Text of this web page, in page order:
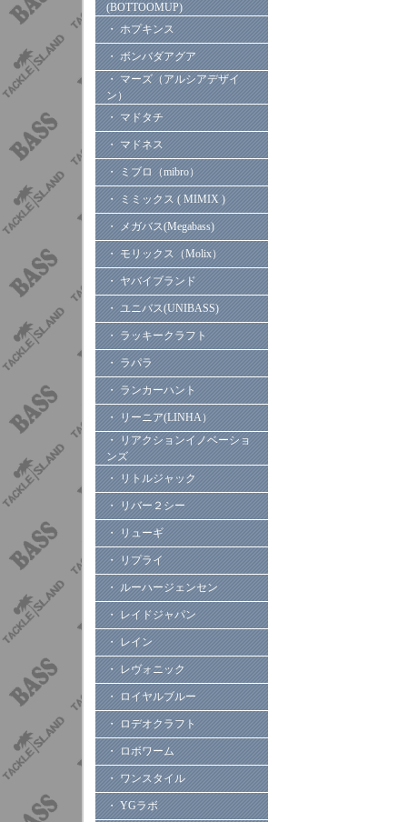
(BOTTOOMUP)
・ ホプキンス
・ ボンバダアグア
・ マーズ（アルシアデザイ
ン）
・ マドタチ
・ マドネス
・ ミブロ（mibro）
・ ミミックス ( MIMIX )
・ メガバス(Megabass)
・ モリックス（Molix）
・ ヤバイブランド
・ ユニバス(UNIBASS)
・ ラッキークラフト
・ ラパラ
・ ランカーハント
・ リーニア(LINHA）
・ リアクションイノベーショ
ンズ
・ リトルジャック
・ リバー２シー
・ リューギ
・ リプライ
・ ルーハージェンセン
・ レイドジャパン
・ レイン
・ レヴォニック
・ ロイヤルブルー
・ ロデオクラフト
・ ロボワーム
・ ワンスタイル
・ YGラボ